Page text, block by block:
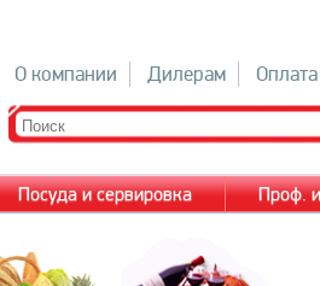
О компании Дилерам Оплата
Посуда и сервировка Проф.